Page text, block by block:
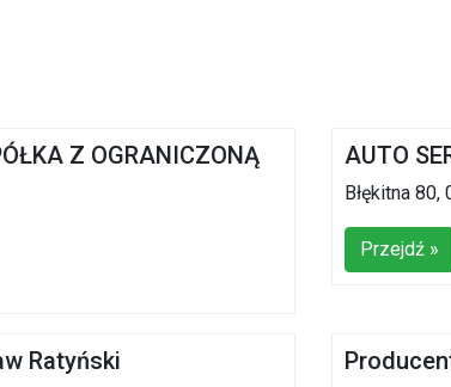
Z OGRANICZONĄ
AUTO
Błękitna
Przejdź »
Ratyński